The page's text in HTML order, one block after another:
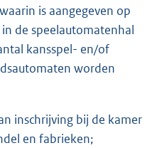
is aangegeven op
de speelautomatenhal
kansspel- en/of
worden
inschrijving bij de kamer
en fabrieken;